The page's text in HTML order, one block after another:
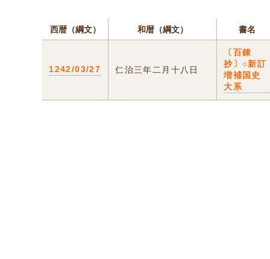
西暦（綱文） 和暦（綱文） 書名
1242/03/27 仁治三年二月十八日
〔百錬
抄〕○新訂
増補国史
大系